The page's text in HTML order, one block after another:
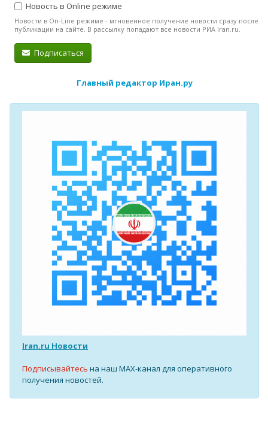
Новость в Online режиме
Новости в On-Line режиме - мгновенное получение новости сразу после
публикации на сайте. В рассылку попадают все новости РИА Iran.ru.
Подписаться
Главный редактор Иран.ру
Iran.ru Новости
Подписывайтесь на наш MAX-канал для оперативного
получения новостей.